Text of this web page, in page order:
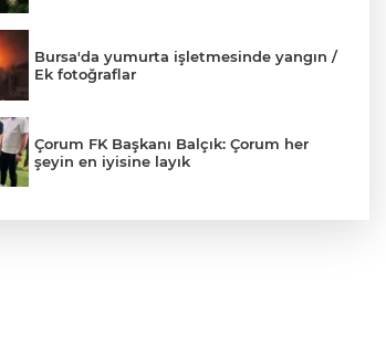
Bursa'da yumurta işletmesinde yangın /
Ek fotoğraflar
Çorum FK Başkanı Balçık: Çorum her
şeyin en iyisine layık